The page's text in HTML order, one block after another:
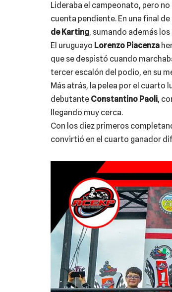
Lideraba el campeonato, pero no
cuenta pendiente. En una final
de Karting, sumando además
El uruguayo Lorenzo Piacenza
que se despistó cuando
tercer escalón del podio, en su
Más atrás, la pelea por el cuarto
debutante Constantino Paoli,
llegando muy cerca.
Con los diez primeros
convirtió en el cuarto ganador